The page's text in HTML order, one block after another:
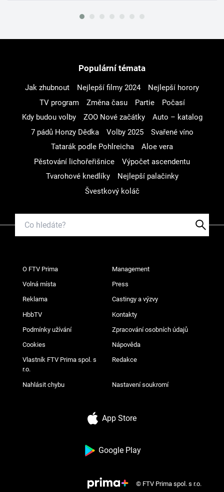
Populární témata
Jak zhubnout Nejlepší filmy 2024
Nejlepší horory
TV program
Změna času Partie
Počasí
Kdy budou volby
ZOO Nové začátky
Auto – katalog
7 pádů Honzy Dědka
Volby 2025
Svařené víno
Tatarák podle Pohlreicha
Aloe vera
Pěstování lichořeřišnice
Výpočet ascendentu
Tvarohové knedlíky
Nejlepší palačinky
Švestkový koláč
O FTV Prima Management
Volná místa Press
Reklama Castingy a výzvy
HbbTV Kontakty
Podmínky užívání Zpracování osobních údajů
Cookies Nápověda
Vlastník FTV Prima spol. s
r.o.
Redakce
Nahlásit chybu Nastavení soukromí
App Store
Google Play
© FTV Prima spol. s r.o.